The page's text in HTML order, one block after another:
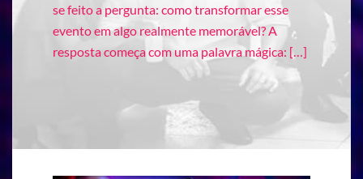
se feito a pergunta: como transformar esse
evento em algo realmente memorável? A
resposta começa com uma palavra mágica: […]